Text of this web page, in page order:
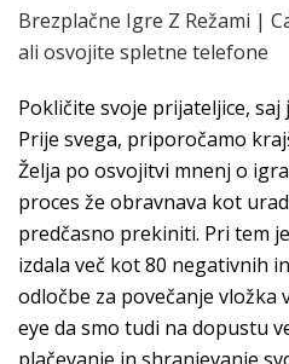
Brezplačne Igre Z Režami |
ali osvojite spletne telefone
Pokličite svoje prijateljice,
Prije svega, priporočamo
Želja po osvojitvi mnenj o
proces že obravnava kot
predčasno prekiniti. Pri tem
izdala več kot 80 negativnih
odločbe za povečanje vložka
eye da smo tudi na dopustu